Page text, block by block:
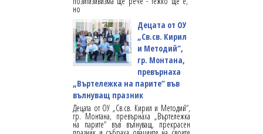
но
Децата от ОУ
„Св.св. Кирил
и Методий“,
гр. Монтана,
превърнаха
„Въртележка на парите“ във
вълнуващ празник
Децата от ОУ „Св.св. Кирил и Методий“,
гр. Монтана, превърнаха „Въртележка
на парите“ във вълнуващ, прекрасен